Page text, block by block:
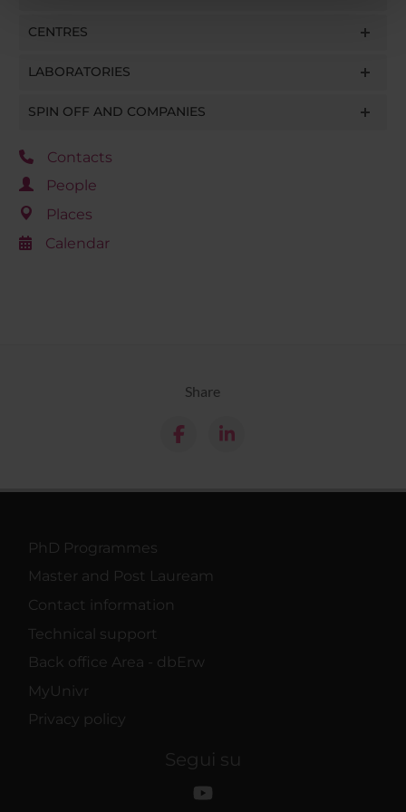
con altre informazioni che hai fornito loro o che hanno
CENTRES
LABORATORIES
SPIN OFF AND COMPANIES
Contacts
People
Places
Calendar
Share
PhD Programmes
Master and Post Lauream
Contact information
Technical support
Back office Area - dbErw
MyUnivr
Privacy policy
Segui su